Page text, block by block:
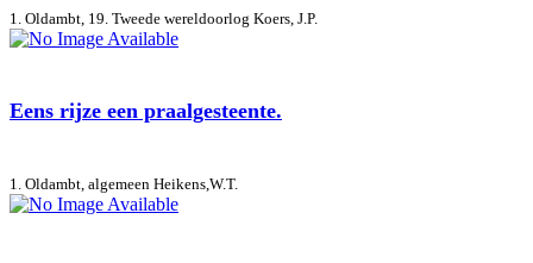
1. Oldambt, 19. Tweede wereldoorlog Koers, J.P.
Eens rijze een praalgesteente.
1. Oldambt, algemeen Heikens,W.T.